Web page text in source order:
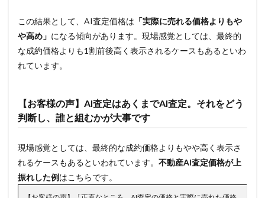
この結果として、AI査定価格は 「実際に売れる価格よりもや
や高め」 になる傾向があります。現場感覚としては、最終的
な成約価格よりも1割前後高く表示されるケースもあるといわ
れています。
【お客様の声】AI査定はあくまでAI査定。それをどう
判断し、誰と組むかが大事です
現場感覚としては、最終的な成約価格よりもやや高く表示さ
れるケースもあるといわれています。 不動産AI査定価格が上
振れした例はこちらです。